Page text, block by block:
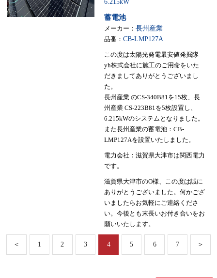
6.215kW
蓄電池
メーカー： 長州産業
品番： CB-LMP127A
この度は太陽光発電最安値発掘隊
yh株式会社に施工のご用命をいた
だきましてありがとうございまし
た。
長州産業 のCS-340B81を15枚、長
州産業 CS-223B81を5枚設置し、
6.215kWのシステムとなりました。
また長州産業の蓄電池：CB-
LMP127Aを設置いたしました。
電力会社：滋賀県大津市は関西電力
です。
滋賀県大津市のO様、この度は誠に
ありがとうございました。何かござ
いましたらお気軽にご連絡くださ
い。今後とも末長いお付き合いをお
願いいたします。
＜ 1 2 3 4 5 6 7 ＞